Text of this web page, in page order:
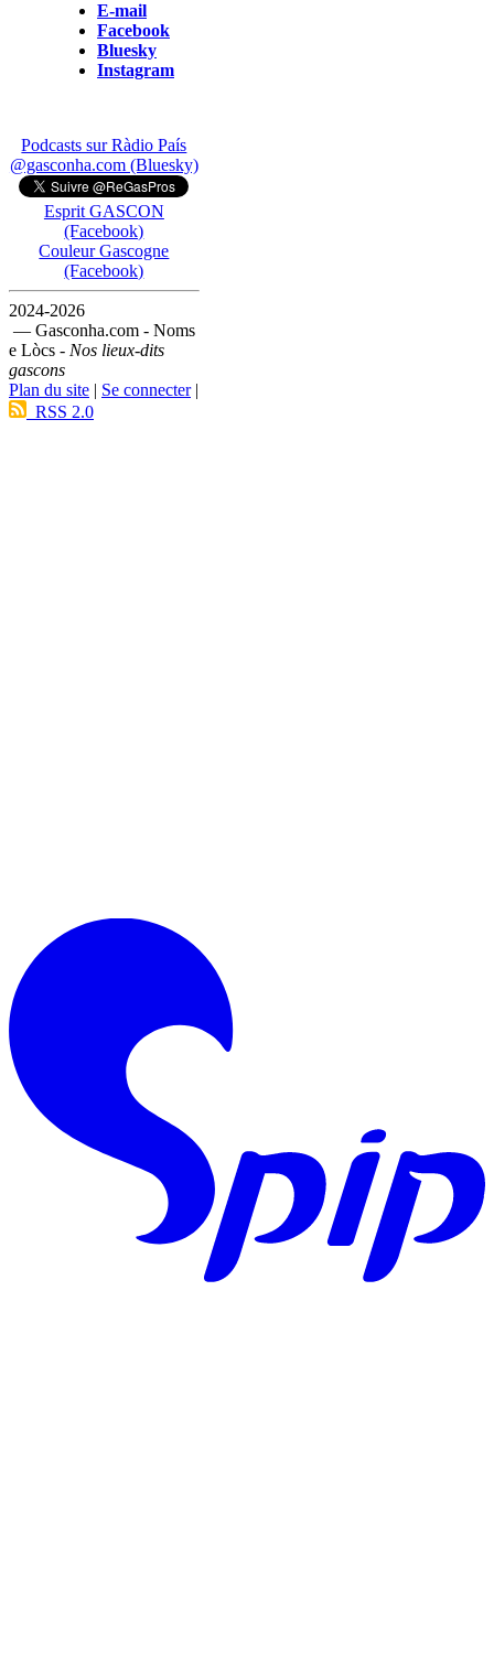
E-mail
Facebook
Bluesky
Instagram
Podcasts sur Ràdio País
@gasconha.com (Bluesky)
Esprit GASCON
(Facebook)
Couleur Gascogne
(Facebook)
2024-2026
— Gasconha.com - Noms
e Lòcs - Nos lieux-dits
gascons
Plan du site | Se connecter|
RSS 2.0